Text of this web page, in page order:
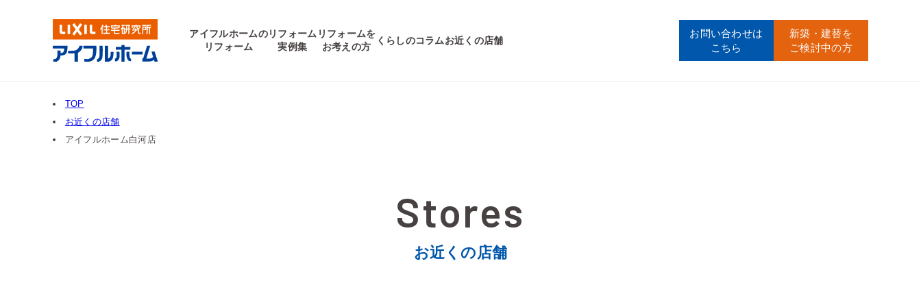
アイフルホームの
リフォーム
リフォーム
実例集
リフォームを
お考えの方
くらしのコラムお近くの店舗
お問い合わせは
こちら
新築・建替を
ご検討中の方
TOP
お近くの店舗
アイフルホーム白河店
お近くの店舗